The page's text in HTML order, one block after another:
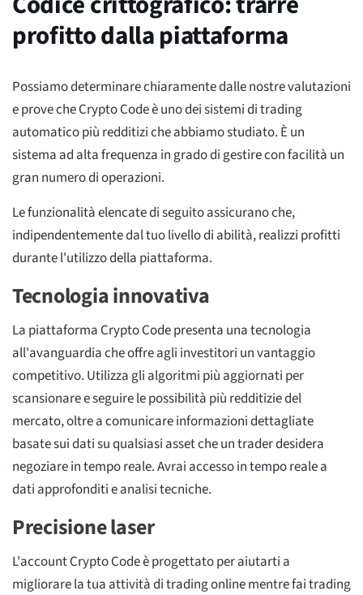
profitto dalla piattaforma
Possiamo determinare chiaramente dalle nostre valutazioni
e prove che Crypto Code è uno dei sistemi di trading
automatico più redditizi che abbiamo studiato. È un
sistema ad alta frequenza in grado di gestire con facilità un
gran numero di operazioni.
Le funzionalità elencate di seguito assicurano che,
indipendentemente dal tuo livello di abilità, realizzi profitti
durante l'utilizzo della piattaforma.
Tecnologia innovativa
La piattaforma Crypto Code presenta una tecnologia
all'avanguardia che offre agli investitori un vantaggio
competitivo. Utilizza gli algoritmi più aggiornati per
scansionare e seguire le possibilità più redditizie del
mercato, oltre a comunicare informazioni dettagliate
basate sui dati su qualsiasi asset che un trader desidera
negoziare in tempo reale. Avrai accesso in tempo reale a
dati approfonditi e analisi tecniche.
Precisione laser
L'account Crypto Code è progettato per aiutarti a
migliorare la tua attività di trading online mentre fai trading